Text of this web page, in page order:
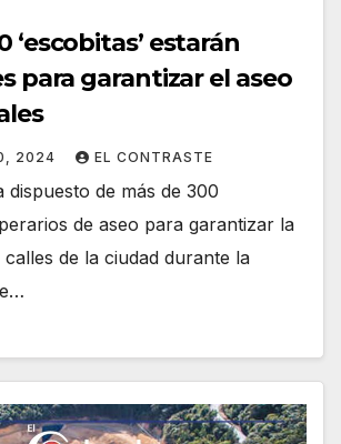
‘escobitas’ estarán
para garantizar el aseo
2024 EL CONTRASTE
dispuesto de más de 300
de aseo para garantizar la
calles de la ciudad durante la